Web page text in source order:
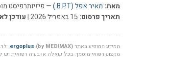
מאת: מאיר אפל (B.P.T.)
— פיזיותרפיסט
תאריך פרסום:
עודכן
המידע המופיע באתר ergoplus (by MEDIMAX)
,
מקצוע רפואי מוסמך. בכל שאלה או בעיה רפואית יש